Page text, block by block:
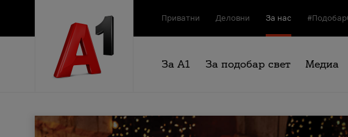
Приватни Деловни За нас
За А1 За подобар свет Медиа